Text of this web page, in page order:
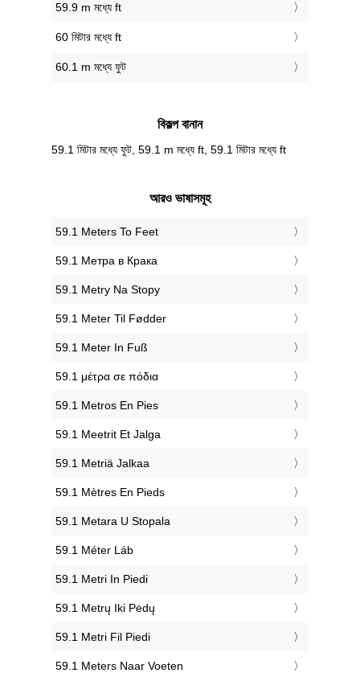
59.9 m মধ্যে ft
60 মিটার মধ্যে ft
60.1 m মধ্যে ফুট
বিকল্প বানান
59.1 মিটার মধ্যে ফুট, 59.1 m মধ্যে ft, 59.1 মিটার মধ্যে ft
আরও ভাষাসমূহ
‎59.1 Meters To Feet
‎59.1 Метра в Крака
‎59.1 Metry Na Stopy
‎59.1 Meter Til Fødder
‎59.1 Meter In Fuß
‎59.1 μέτρα σε πόδια
‎59.1 Metros En Pies
‎59.1 Meetrit Et Jalga
‎59.1 Metriä Jalkaa
‎59.1 Mètres En Pieds
‎59.1 Metara U Stopala
‎59.1 Méter Láb
‎59.1 Metri In Piedi
‎59.1 Metrų Iki Pėdų
‎59.1 Metri Fil Piedi
‎59.1 Meters Naar Voeten